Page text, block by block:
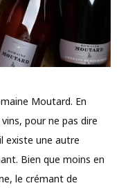
Moutard. En
pour ne pas dire
existe une autre
Bien que moins en
le crémant de